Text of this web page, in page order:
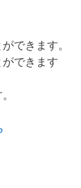
できます。
できます